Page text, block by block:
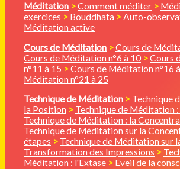
Méditation >Comment méditer >
exercices > Bouddhata >Auto-
Méditation active
Cours de Méditation >Cours de
Cours de Méditation n°6 à 10 >Cours
n°11 à 15 >Cours de Méditation n°16
Méditation n°21 à 25
Technique de Méditation > Technique
la Position > Technique de Méditation
Technique de Méditation : la
Technique de Méditation sur la
étapes > Technique de Méditation sur
Transformation des Impressions >
Méditation : l'Extase > Eveil de la